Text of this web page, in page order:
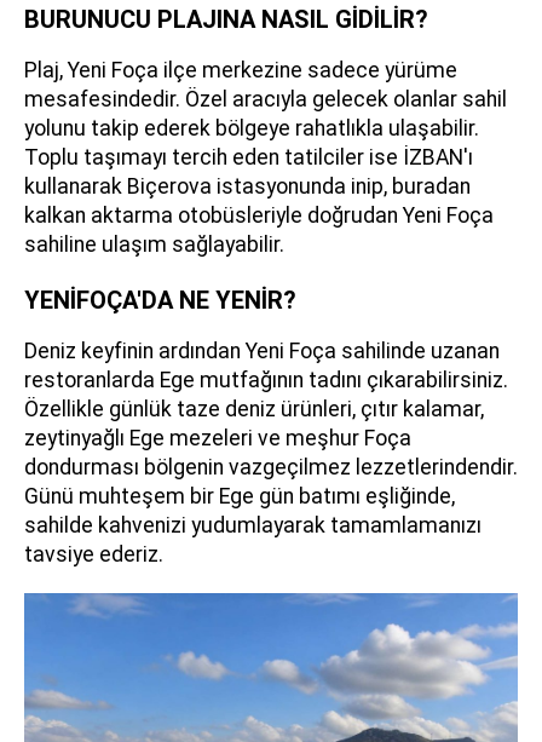
BURUNUCU PLAJINA NASIL GİDİLİR?
Plaj, Yeni Foça ilçe merkezine sadece yürüme
mesafesindedir. Özel aracıyla gelecek olanlar sahil
yolunu takip ederek bölgeye rahatlıkla ulaşabilir.
Toplu taşımayı tercih eden tatilciler ise İZBAN'ı
kullanarak Biçerova istasyonunda inip, buradan
kalkan aktarma otobüsleriyle doğrudan Yeni Foça
sahiline ulaşım sağlayabilir.
YENİFOÇA'DA NE YENİR?
Deniz keyfinin ardından Yeni Foça sahilinde uzanan
restoranlarda Ege mutfağının tadını çıkarabilirsiniz.
Özellikle günlük taze deniz ürünleri, çıtır kalamar,
zeytinyağlı Ege mezeleri ve meşhur Foça
dondurması bölgenin vazgeçilmez lezzetlerindendir.
Günü muhteşem bir Ege gün batımı eşliğinde,
sahilde kahvenizi yudumlayarak tamamlamanızı
tavsiye ederiz.